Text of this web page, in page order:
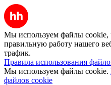
Мы используем файлы cookie,
правильную работу нашего
трафик.
Правила использования
Мы используем файлы cookie.
файлов cookie